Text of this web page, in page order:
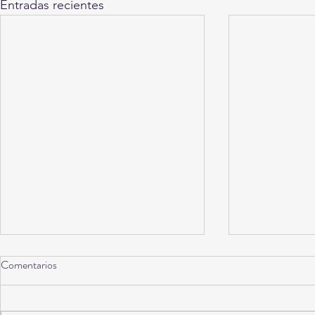
Entradas recientes
Comentarios